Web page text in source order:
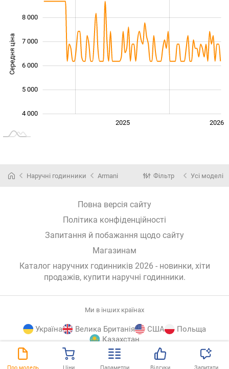
Середня ціна
4 000
5 000
6 000
7 000
8 000
2025 2026
Наручні годинники Armani Фільтр Усі моделі
Повна версія сайту
Політика конфіденційності
Запитання й побажання щодо сайту
Магазинам
Каталог наручних годинників 2026 - новинки, хіти
продажів, купити наручні годинники.
Ми в інших країнах
Україна Велика Британія США
Польща
Казахстан
© E-Katalog, 2026